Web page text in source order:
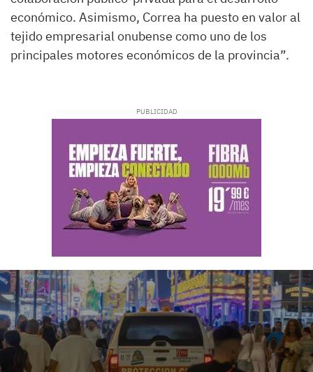
económico. Asimismo, Correa ha puesto en valor al
tejido empresarial onubense como uno de los
principales motores económicos de la provincia”.